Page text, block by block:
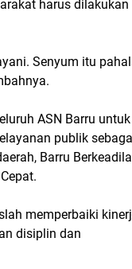
harus dilakukan
Senyum itu
ASN Barru untuk
publik
Barru
memperbaiki
disiplin dan